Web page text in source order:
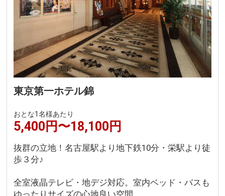
東京第一ホテル錦
おとな1名様あたり
5,400円〜18,100円
抜群の立地！名古屋駅より地下鉄10分・栄駅より徒
歩３分♪
全室液晶テレビ・地デジ対応。室内ベッド・バスも
ゆったりサイズの心地良い空間。